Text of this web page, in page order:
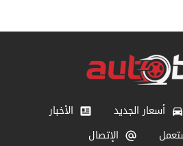
أسعار الجديد
الأخبار
الإتصال